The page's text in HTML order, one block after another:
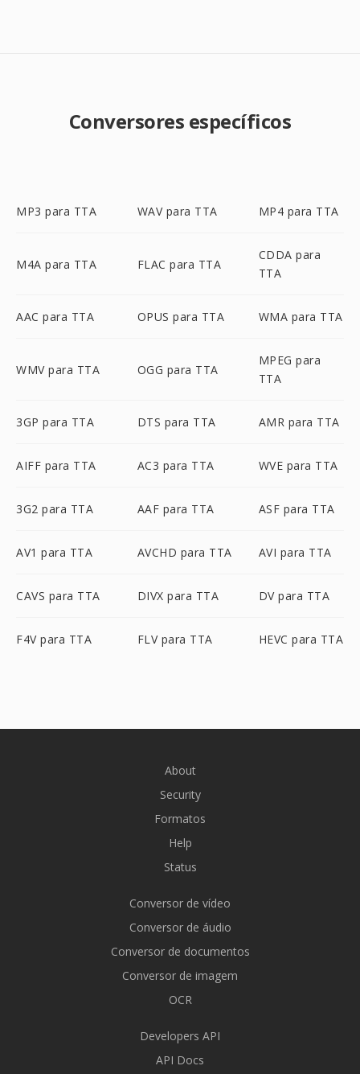
Conversores específicos
MP3 para TTA WAV para TTA MP4 para TTA
M4A para TTA FLAC para TTA
CDDA para
TTA
AAC para TTA OPUS para TTA WMA para TTA
WMV para TTA OGG para TTA
MPEG para
TTA
3GP para TTA DTS para TTA AMR para TTA
AIFF para TTA AC3 para TTA WVE para TTA
3G2 para TTA AAF para TTA ASF para TTA
AV1 para TTA AVCHD para TTA AVI para TTA
CAVS para TTA DIVX para TTA DV para TTA
F4V para TTA FLV para TTA HEVC para TTA
About
Security
Formatos
Help
Status
Conversor de vídeo
Conversor de áudio
Conversor de documentos
Conversor de imagem
OCR
Developers API
API Docs